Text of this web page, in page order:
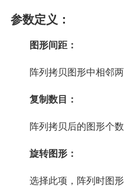
参数定义：
图形间距：
阵列拷贝图形中相邻
复制数目：
阵列拷贝后的图形个数
旋转图形：
选择此项，阵列时图